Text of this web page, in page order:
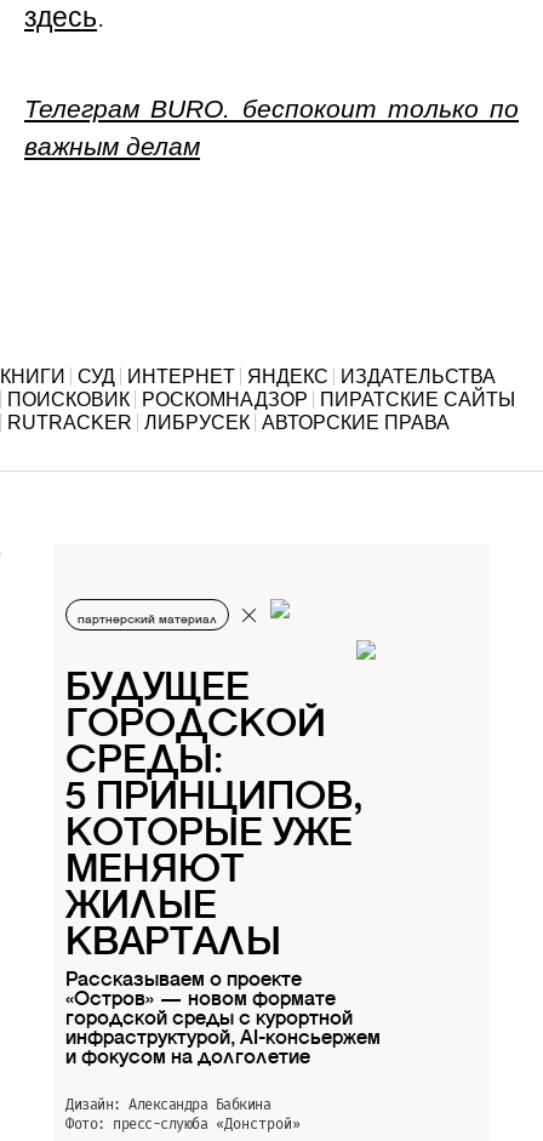
здесь.
Телеграм BURO. беспокоит только по
важным делам
КНИГИ СУД ИНТЕРНЕТ ЯНДЕКС
ИЗДАТЕЛЬСТВА
ПОИСКОВИК
РОСКОМНАДЗОР
ПИРАТСКИЕ САЙТЫ
RUTRACKER
ЛИБРУСЕК АВТОРСКИЕ ПРАВА
партнерский материал
БУДУЩЕЕ
ГОРОДСКОЙ
СРЕДЫ:
5 ПРИНЦИПОВ,
КОТОРЫЕ УЖЕ
МЕНЯЮТ
ЖИЛЫЕ
КВАРТАЛЫ
Рассказываем о проекте
«Остров» — новом формате
городской среды с курортной
инфраструктурой, AI-консьержем
и фокусом на долголетие
Дизайн: Александра Бабкина
Фото: пресс-слуюба «Донстрой»